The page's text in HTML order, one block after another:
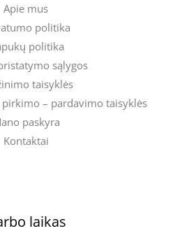
Apie mus
politika
politika
sąlygos
taisyklės
– pardavimo taisyklės
paskyra
Kontaktai
laikas